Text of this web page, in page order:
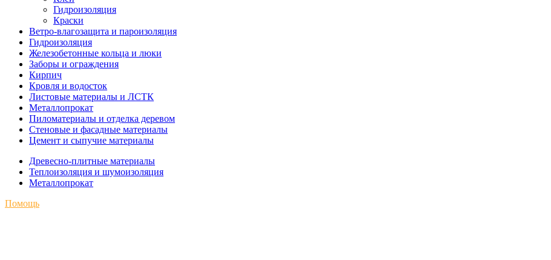
Гидроизоляция
Краски
Ветро-влагозащита и пароизоляция
Гидроизоляция
Железобетонные кольца и люки
Заборы и ограждения
Кирпич
Кровля и водосток
Листовые материалы и ЛСТК
Металлопрокат
Пиломатериалы и отделка деревом
Стеновые и фасадные материалы
Цемент и сыпучие материалы
Древесно-плитные материалы
Теплоизоляция и шумоизоляция
Металлопрокат
Помощь